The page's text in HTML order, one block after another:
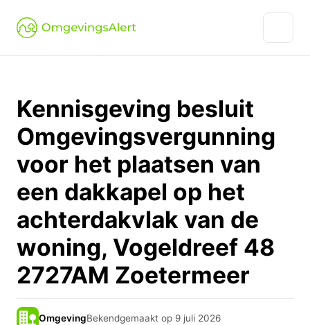
Kennisgeving besluit
Omgevingsvergunning
voor het plaatsen van
een dakkapel op het
achterdakvlak van de
woning, Vogeldreef 48
2727AM Zoetermeer
OmgevingBekendgemaakt op 9 juli 2026